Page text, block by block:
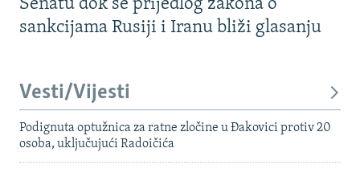
Senatu dok se prijedlog zakona o
sankcijama Rusiji i Iranu bliži glasanju
Vesti/Vijesti
Podignuta optužnica za ratne zločine u Đakovici protiv 20
osoba, uključujući Radoičića